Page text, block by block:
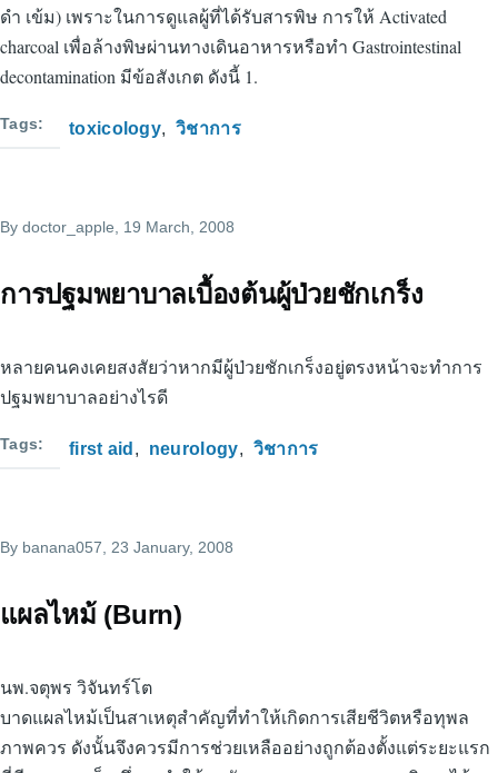
ดำ เข้ม) เพราะในการดูแลผู้ที่ได้รับสารพิษ การให้ Activated
charcoal เพื่อล้างพิษผ่านทางเดินอาหารหรือทำ Gastrointestinal
decontamination มีข้อสังเกต ดังนี้ 1.
Tags toxicology วิชาการ
By doctor_apple, 19 March, 2008
การปฐมพยาบาลเบื้องต้นผู้ป่วยชักเกร็ง
หลายคนคงเคยสงสัยว่าหากมีผู้ป่วยชักเกร็งอยู่ตรงหน้าจะทำการ
ปฐมพยาบาลอย่างไรดี
Tags first aid neurology วิชาการ
By banana057 , 23 January, 2008
แผลไหม้ (Burn)
นพ.จตุพร วิจันทร์โต
บาดแผลไหม้เป็นสาเหตุสำคัญที่ทำให้เกิดการเสียชีวิตหรือทุพล
ภาพควร ดังนั้นจึงควรมีการช่วยเหลืออย่างถูกต้องตั้งแต่ระยะแรก